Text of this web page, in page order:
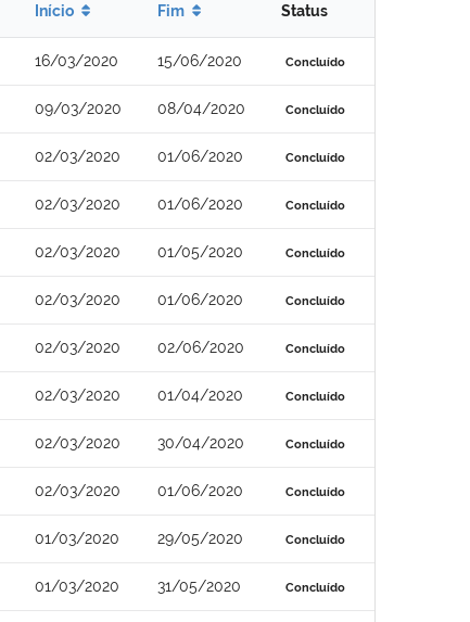
Início Fim Status
16/03/2020 15/06/2020 Concluído
09/03/2020 08/04/2020 Concluído
02/03/2020 01/06/2020 Concluído
02/03/2020 01/06/2020 Concluído
02/03/2020 01/05/2020 Concluído
02/03/2020 01/06/2020 Concluído
02/03/2020 02/06/2020 Concluído
02/03/2020 01/04/2020 Concluído
02/03/2020 30/04/2020 Concluído
02/03/2020 01/06/2020 Concluído
01/03/2020 29/05/2020 Concluído
01/03/2020 31/05/2020 Concluído